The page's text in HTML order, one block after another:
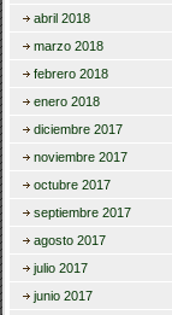
abril 2018
marzo 2018
febrero 2018
enero 2018
diciembre 2017
noviembre 2017
octubre 2017
septiembre 2017
agosto 2017
julio 2017
junio 2017